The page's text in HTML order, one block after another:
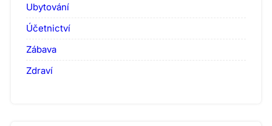
Ubytování
Účetnictví
Zábava
Zdraví